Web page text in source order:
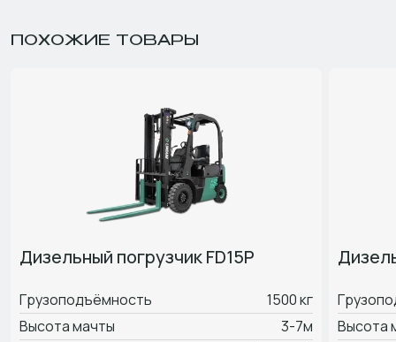
ПОХОЖИЕ ТОВАРЫ
Дизельный погрузчик FD15P
Грузоподъёмность
1500 кг
Высота мачты
3-7м
Высота